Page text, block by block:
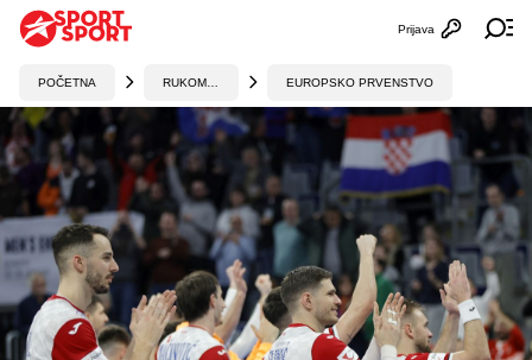
Otvori
Prijava
POČETNA EUROPSKO PRVENSTVO